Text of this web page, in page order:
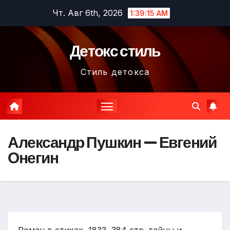
содержимому
Чт. Авг 6th, 2026 1:39:17 AM
Детокс стиль
Стиль детокса
Александр Пушкин — Евгений
Онегин